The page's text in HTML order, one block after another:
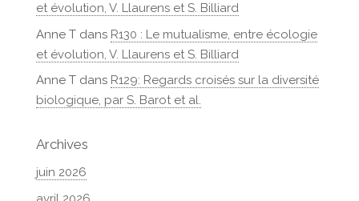
et évolution, V. Llaurens et S. Billiard
Anne Tdans R130 : Le mutualisme, entre écologie
et évolution, V. Llaurens et S. Billiard
Anne Tdans R129: Regards croisés sur la diversité
biologique, par S. Barot et al.
Archives
juin 2026